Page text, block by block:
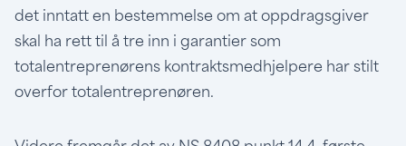
det inntatt en bestemmelse om at oppdragsgiver
skal ha rett til å tre inn i garantier som
totalentreprenørens kontraktsmedhjelpere har stilt
overfor totalentreprenøren.